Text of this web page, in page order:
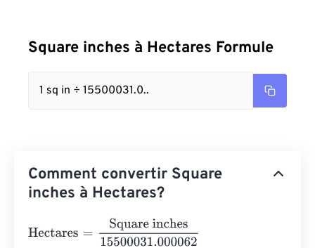
Square inches à Hectares Formule
1 sq in ÷ 15500031.0..
Comment convertir Square
inches à Hectares?
Hectares Square inches 15500031.000062